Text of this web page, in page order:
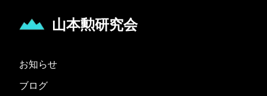
山本勲研究会
お知らせ
ブログ